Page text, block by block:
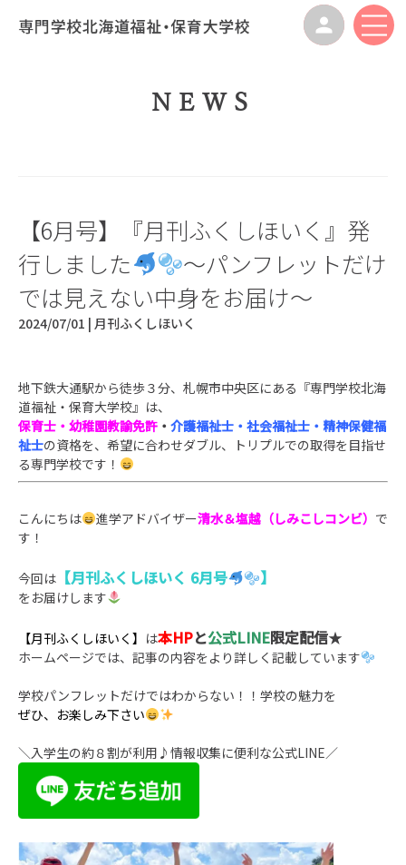
NEWS
【6月号】『月刊ふくしほいく』発
行しました
～パンフレットだけ
では見えない中身をお届け～
2024/07/01 | 月刊ふくしほいく
地下鉄大通駅から徒歩３分、札幌市中央区にある『専門学校北海
道福祉・保育大学校』は、
保育士・幼稚園教諭免許 ・ 介護福祉士・社会福祉士・精神保健福
祉士の資格を、 希望に合わせダブル、トリプルでの取得を目指せ
る専門学校です！
こんにちは 進学アドバイザー清水＆塩越（しみこしコンビ） で
す！
今回は 【月刊ふくしほいく 6月号 】
をお届けします
【月刊ふくしほいく】 は本HPと公式LINE限定配信★
ホームページでは、記事の内容をより詳しく記載しています
学校パンフレットだけではわからない！！学校の魅力を
ぜひ、お楽しみ下さい
＼入学生の約８割が利用♪情報収集に便利な公式LINE／